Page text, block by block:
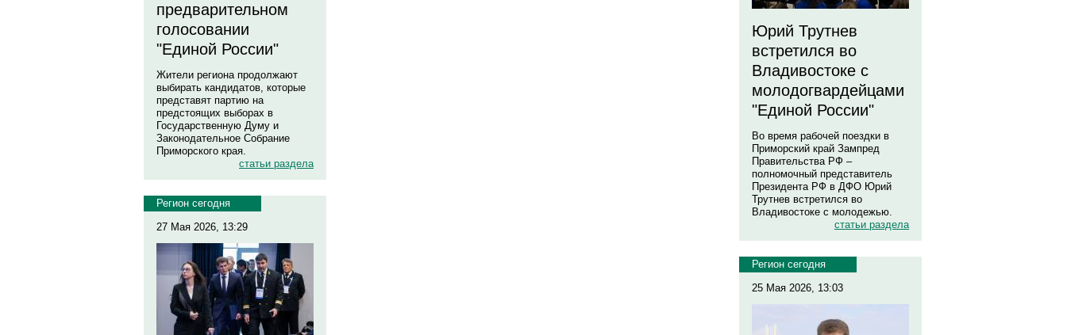
предварительном
голосовании
"Единой России"
Жители региона продолжают
выбирать кандидатов, которые
представят партию на
предстоящих выборах в
Государственную Думу и
Законодательное Собрание
Приморского края.
статьи раздела
Регион сегодня
27 Мая 2026, 13:29
Юрий Трутнев
встретился во
Владивостоке с
молодогвардейцами
"Единой России"
Во время рабочей поездки в
Приморский край Зампред
Правительства РФ –
полномочный представитель
Президента РФ в ДФО Юрий
Трутнев встретился во
Владивостоке с молодежью.
статьи раздела
Регион сегодня
25 Мая 2026, 13:03